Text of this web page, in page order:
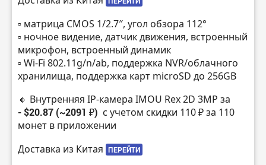
▫️ матрица CMOS 1/2.7″, угол обзора 112°
▫️ ночное видение, датчик движения, встроенный
микрофон, встроенный динамик
▫️ Wi-Fi 802.11g/n/ab, поддержка NVR/облачного
хранилища, поддержка карт microSD до 256GB
🔸 Внутренняя IP-камера IMOU Rex 2D 3MP за
- $20.87 (~2091 ₽) с учетом скидки 110 ₽ за 110
монет в приложении
Доставка из Китая ПЕРЕЙТИ